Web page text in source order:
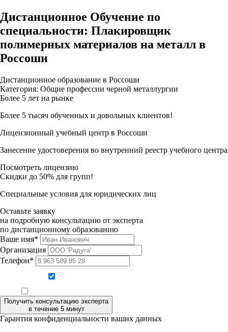
Дистанционное Обучение по
специальности: Плакировщик
полимерных материалов на металл в
Россоши
Дистанционное образование в Россоши
Категория: Общие профессии черной металлургии
Более 5 лет на рынке
Более 5 тысяч обученных и довольных клиентов!
Лицензионный учебный центр в Россоши
Занесение удостоверения во внутренний реестр учебного центра
Посмотреть лицензию
Скидки до 50% для групп!
Специальные условия для юридических лиц
Оставьте заявку
на подробную консультацию от эксперта
по дистанционному образованию
Ваше имя*
Организация
Телефон*
Получить консультацию эксперта
в течение 5 минут
Гарантия конфиденциальности ваших данных